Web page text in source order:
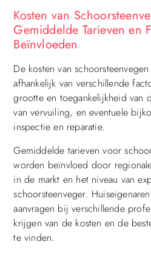
Kosten van
Gemiddelde Tarieven en
Beïnvloeden
De kosten van
afhankelijk van verschillende
grootte en toegankelijkheid van
van vervuiling, en eventuele
inspectie en reparatie.
Gemiddelde tarieven voor
worden beïnvloed door
in de markt en het niveau van
schoorsteenveger.
aanvragen bij verschillende
krijgen van de kosten en de
te vinden.